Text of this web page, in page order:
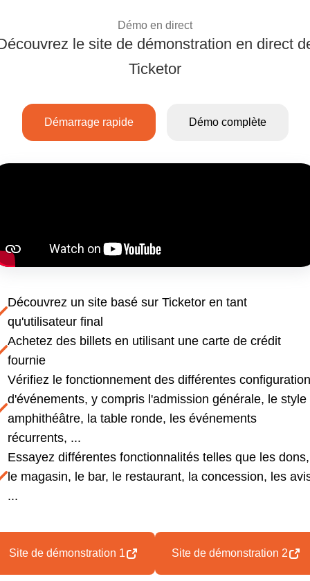
Découvrez le
Démo en direct
le site de démonstration en direct
Ticketor
Démarrage rapide Démo complète
Découvrez un site basé sur Ticketor en tant
qu'utilisateur final
Achetez des billets en utilisant une carte de crédit
fournie
Vérifiez le fonctionnement des différentes
d'événements, y compris l'admission générale, le style
amphithéâtre, la table ronde, les événements
récurrents, ...
Essayez différentes fonctionnalités telles que les dons,
le magasin, le bar, le restaurant, la concession, les
...
Site de démonstration 1 Site de démonstration 2